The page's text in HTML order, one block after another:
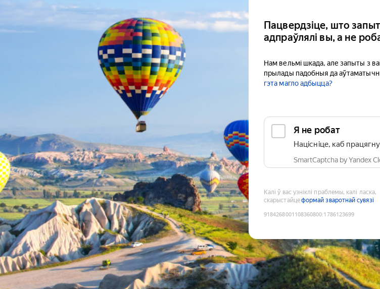
Пацвердзіце, што
адпраўлялі вы, а не
Нам вельмі шкада, але запыты з
прылады падобныя да
гэта магло адбыцца?
Я не робат
Націсніце, каб
SmartCaptcha by Yandex
Калі ў вас узніклі праблемы, калі ласка,
скарыстайцеформай зваротнай сувязі
9184268001108360800:1786123699